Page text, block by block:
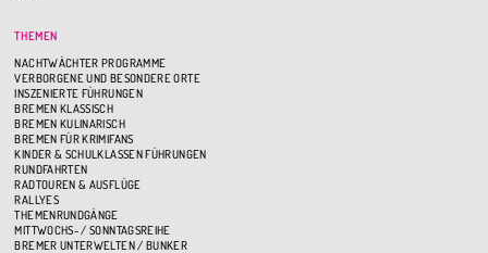
THEMEN
NACHTWÄCHTER PROGRAMME
VERBORGENE UND BESONDERE ORTE
INSZENIERTE FÜHRUNGEN
BREMEN KLASSISCH
BREMEN KULINARISCH
BREMEN FÜR KRIMIFANS
KINDER & SCHULKLASSEN FÜHRUNGEN
RUNDFAHRTEN
RADTOUREN & AUSFLÜGE
RALLYES
THEMENRUNDGÄNGE
MITTWOCHS- / SONNTAGSREIHE
BREMER UNTERWELTEN / BUNKER